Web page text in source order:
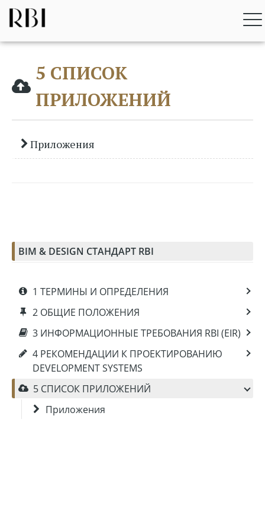
Перейти
содержимому
RBI BIM STANDARD
5 СПИСОК
ПРИЛОЖЕНИЙ
Приложения
BIM & DESIGN СТАНДАРТ RBI
1 ТЕРМИНЫ И ОПРЕДЕЛЕНИЯ
2 ОБЩИЕ ПОЛОЖЕНИЯ
3 ИНФОРМАЦИОННЫЕ ТРЕБОВАНИЯ RBI (EIR)
4 РЕКОМЕНДАЦИИ К ПРОЕКТИРОВАНИЮ
DEVELOPMENT SYSTEMS
5 СПИСОК ПРИЛОЖЕНИЙ
Приложения